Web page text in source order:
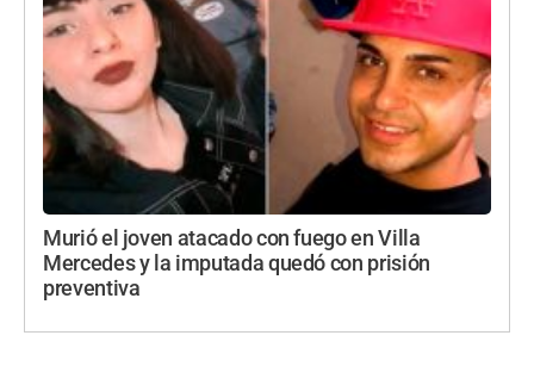
Murió el joven atacado con fuego en Villa
Mercedes y la imputada quedó con prisión
preventiva